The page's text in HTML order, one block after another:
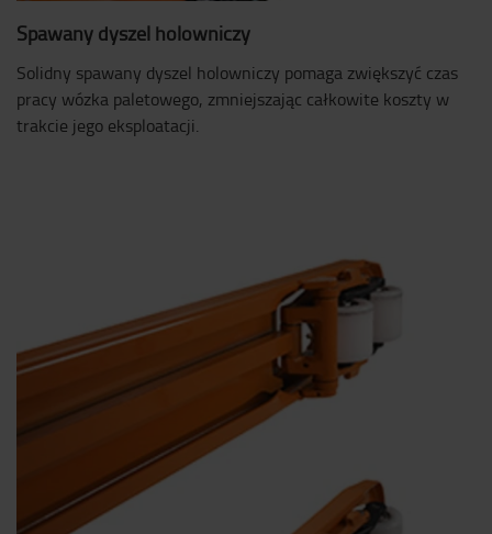
Spawany dyszel holowniczy
Solidny spawany dyszel holowniczy pomaga zwiększyć czas
pracy wózka paletowego, zmniejszając całkowite koszty w
trakcie jego eksploatacji.